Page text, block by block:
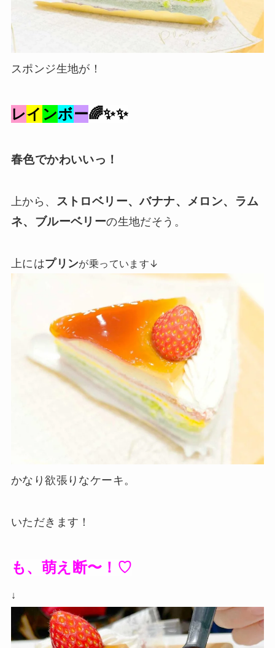
スポンジ生地が！
レイ ンボー🌈✨✨
春色でかわいいっ！
上から、 ストロベリー、バナナ、メロン、ラム
ネ、ブルーベリーの生地だそう。
上にはプリンが乗っています↓
かなり欲張りなケーキ。
いただきます！
も、萌え断〜！♡
↓